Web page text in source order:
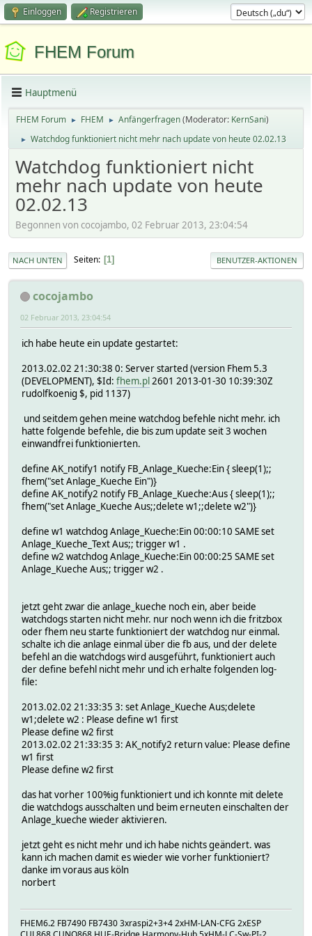
Einloggen Registrieren
FHEM Forum
Hauptmenü
FHEM Forum ► FHEM ► Anfängerfragen(Moderator: KernSani)
► Watchdog funktioniert nicht mehr nach update von heute 02.02.13
Watchdog funktioniert nicht
mehr nach update von heute
02.02.13
Begonnen von cocojambo, 02 Februar 2013, 23:04:54
NACH UNTEN Seiten 1 BENUTZER-AKTIONEN
cocojambo
02 Februar 2013, 23:04:54
ich habe heute ein update gestartet:
2013.02.02 21:30:38 0: Server started (version Fhem 5.3
(DEVELOPMENT), $Id: fhem.pl2601 2013-01-30 10:39:30Z
rudolfkoenig $, pid 1137)
und seitdem gehen meine watchdog befehle nicht mehr. ich
hatte folgende befehle, die bis zum update seit 3 wochen
einwandfrei funktionierten.
define AK_notify1 notify FB_Anlage_Kueche:Ein { sleep(1);;
fhem("set Anlage_Kueche Ein")}
define AK_notify2 notify FB_Anlage_Kueche:Aus { sleep(1);;
fhem("set Anlage_Kueche Aus;;delete w1;;delete w2")}
define w1 watchdog Anlage_Kueche:Ein 00:00:10 SAME set
Anlage_Kueche_Text Aus;; trigger w1 .
define w2 watchdog Anlage_Kueche:Ein 00:00:25 SAME set
Anlage_Kueche Aus;; trigger w2 .
jetzt geht zwar die anlage_kueche noch ein, aber beide
watchdogs starten nicht mehr. nur noch wenn ich die fritzbox
oder fhem neu starte funktioniert der watchdog nur einmal.
schalte ich die anlage einmal über die fb aus, und der delete
befehl an die watchdogs wird ausgeführt, funktioniert auch
der define befehl nicht mehr und ich erhalte folgenden log-
file:
2013.02.02 21:33:35 3: set Anlage_Kueche Aus;delete
w1;delete w2 : Please define w1 first
Please define w2 first
2013.02.02 21:33:35 3: AK_notify2 return value: Please define
w1 first
Please define w2 first
das hat vorher 100%ig funktioniert und ich konnte mit delete
die watchdogs ausschalten und beim erneuten einschalten der
Anlage_kueche wieder aktivieren.
jetzt geht es nicht mehr und ich habe nichts geändert. was
kann ich machen damit es wieder wie vorher funktioniert?
danke im voraus aus köln
norbert
FHEM6.2 FB7490 FB7430 3xraspi2+3+4 2xHM-LAN-CFG 2xESP